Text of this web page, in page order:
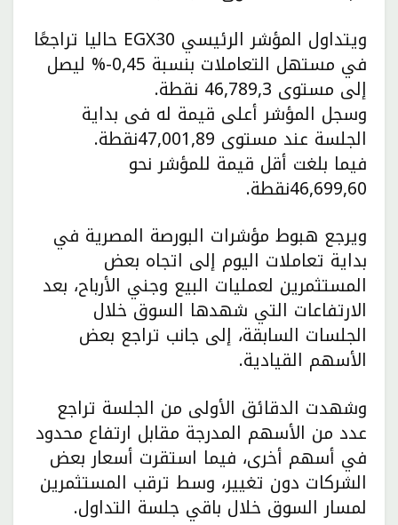
ويتداول المؤشر الرئيسي EGX30 حاليا تراجعًا
في مستهل التعاملات بنسبة 0,45-% ليصل
إلى مستوى 46,789,3 نقطة.
وسجل المؤشر أعلى قيمة له فى بداية
الجلسة عند مستوى 47,001,89نقطة.
فيما بلغت أقل قيمة للمؤشر نحو
46,699,60نقطة.
ويرجع هبوط مؤشرات البورصة المصرية في
بداية تعاملات اليوم إلى اتجاه بعض
المستثمرين لعمليات البيع وجني الأرباح، بعد
الارتفاعات التي شهدها السوق خلال
الجلسات السابقة، إلى جانب تراجع بعض
الأسهم القيادية.
وشهدت الدقائق الأولى من الجلسة تراجع
عدد من الأسهم المدرجة مقابل ارتفاع محدود
في أسهم أخرى، فيما استقرت أسعار بعض
الشركات دون تغيير، وسط ترقب المستثمرين
لمسار السوق خلال باقي جلسة التداول.